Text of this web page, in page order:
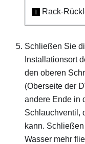
1 Rack-
Schließen Sie
Installationsort
den oberen
(Oberseite der
andere Ende in
Schlauchventil,
kann.
Wasser mehr